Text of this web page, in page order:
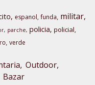
espanol funda militar
parche policia policial
verde
Outdoor,
Bazar